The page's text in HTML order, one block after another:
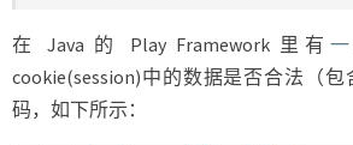
在 Java 的 Play Framework 里有
cookie(session)中的数据是否合法（
码，如下所示：